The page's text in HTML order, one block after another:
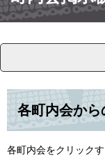
本
へ
各町内会から
各町内会をクリック